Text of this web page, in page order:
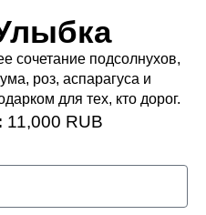
сочетание подсолнухов,
роз, аспарагуса и
для тех, кто дорог.
11,000 RUB